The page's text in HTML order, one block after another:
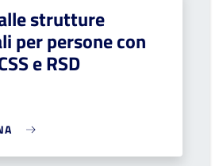
strutture
per persone con
e RSD